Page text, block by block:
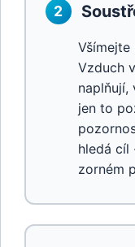
2
Všímejte
Vzduch
naplňují,
jen to
hledá cíl
zorném